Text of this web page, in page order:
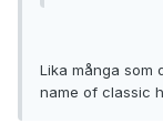
Lika många som
name of classic